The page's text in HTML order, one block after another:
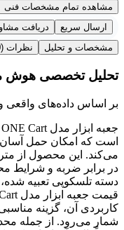
مشاهده تمام مشخصات فنی
ارسال سریع
دریافت
مشخصات و تحلیل
نظرات (10)
تحلیل تخصصی هوش
بر اساس داده‌های واقعی
است که امکان حمل آسان
می‌کند. این محصول از
در برابر ضربه و شرایط
دسته تلسکوپی تعبیه
کاربردی آن، گزینه
شمار می‌رود. از جمله